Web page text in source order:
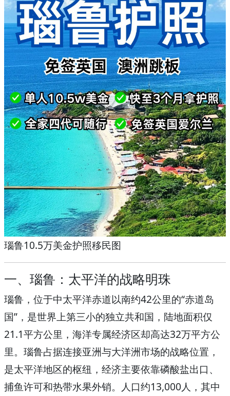
瑙鲁10.5万美金护照移民图
一、瑙鲁：太平洋的战略明珠
瑙鲁 ，位于中太平洋赤道以南约42公里的“赤道岛
国”，是世界上第三小的独立共和国，陆地面积仅
21.1平方公里，海洋专属经济区却高达32万平方公
里。瑙鲁占据连接亚洲与大洋洲市场的战略位置，
是太平洋地区的枢纽，经济主要依靠磷酸盐出口、
捕鱼许可和热带水果外销。人口约13,000人，其中